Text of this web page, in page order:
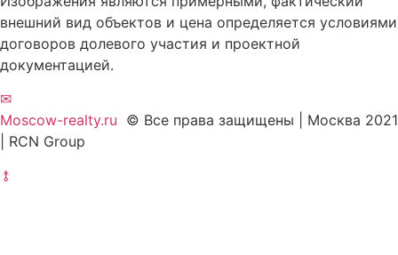
внешний вид объектов и цена определяется условиями
договоров долевого участия и проектной
документацией.
✉
Moscow-realty.ru © Все права защищены | Москва 2021
| RCN Group
⥉